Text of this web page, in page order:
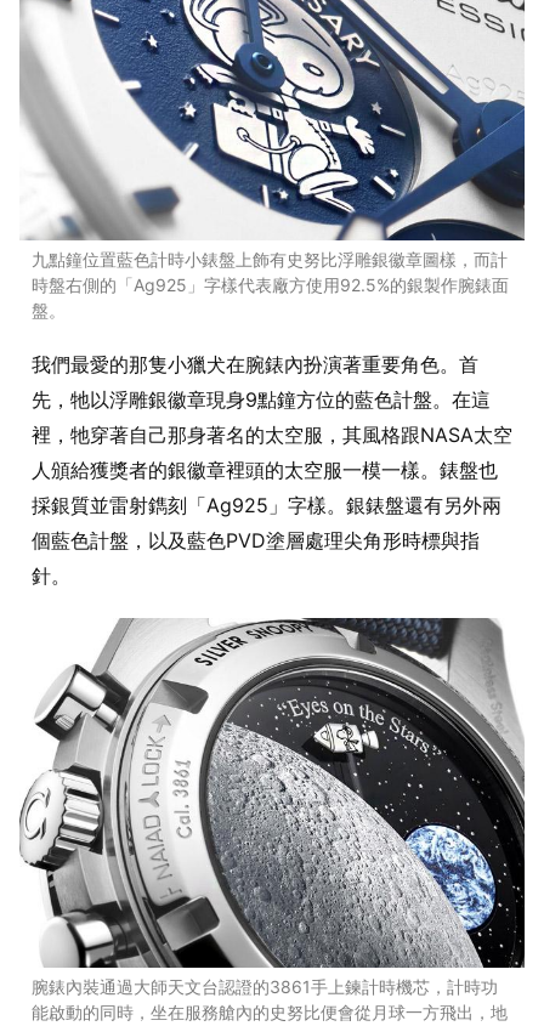
九點鐘位置藍色計時小錶盤上飾有史努比浮雕銀徽章圖樣，而計
時盤右側的「Ag925」字樣代表廠方使用92.5%的銀製作腕錶面
盤。
我們最愛的那隻小獵犬在腕錶內扮演著重要角色。首
先，牠以浮雕銀徽章現身9點鐘方位的藍色計盤。在這
裡，牠穿著自己那身著名的太空服，其風格跟NASA太空
人頒給獲獎者的銀徽章裡頭的太空服一模一樣。錶盤也
採銀質並雷射鐫刻「Ag925」字樣。銀錶盤還有另外兩
個藍色計盤，以及藍色PVD塗層處理尖角形時標與指
針。
腕錶內裝通過大師天文台認證的3861手上鍊計時機芯，計時功
能啟動的同時，坐在服務艙內的史努比便會從月球一方飛出，地